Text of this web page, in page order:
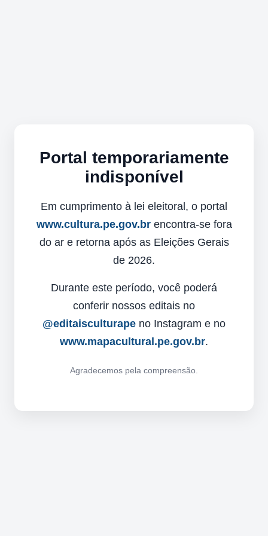
Portal temporariamente
indisponível
Em cumprimento à lei eleitoral, o portal
www.cultura.pe.gov.brencontra-se fora
do ar e retorna após as Eleições Gerais
de 2026.
Durante este período, você poderá
conferir nossos editais no
@editaisculturape no Instagram e no
www.mapacultural.pe.gov.br.
Agradecemos pela compreensão.